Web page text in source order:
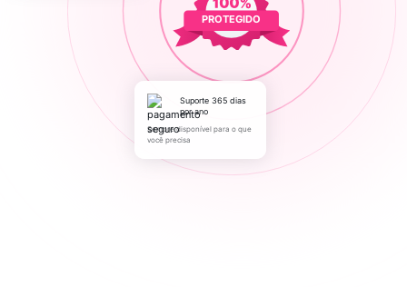
PROTEGIDO
Suporte 365 dias
por ano
Sempre disponível para o que
você precisa